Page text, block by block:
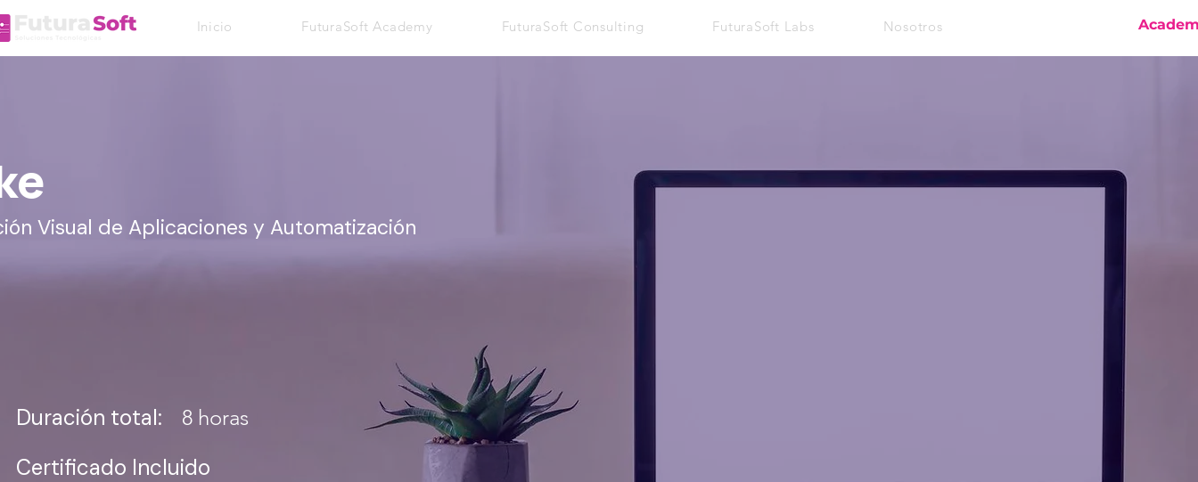
Inicio FuturaSoft Academy FuturaSoft Consulting FuturaSoft Labs Nosotros
Visual de Aplicaciones y Automatización
Duración total: 8 horas
Certificado Incluido